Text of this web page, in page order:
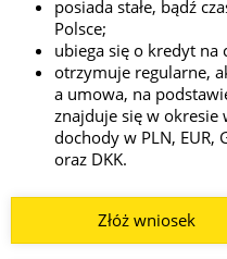
posiada stałe, bądź
Polsce;
ubiega się o kredyt na
otrzymuje regularne,
a umowa, na
znajduje się w
dochody w PLN, EUR,
oraz DKK.
Złóż wniosek